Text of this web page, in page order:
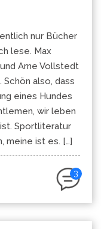
nur Bücher
lese. Max
Arne Vollstedt
Schön also, dass
eines Hundes
wir leben
Sportliteratur
meine ist es. […]
3